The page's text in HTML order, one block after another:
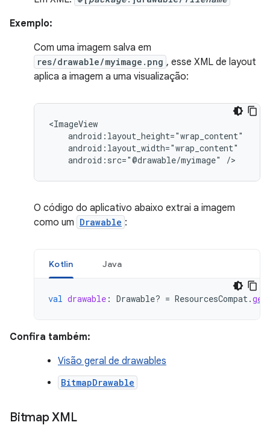
Exemplo:
Com uma imagem salva em
res/drawable/myimage.png , esse XML de layout
aplica a imagem a uma visualização:
android:src="@drawable/myimage"
/>
O código do aplicativo abaixo extrai a imagem
como um Drawable :
Kotlin Java
val drawable : Drawable? = ResourcesCompat.
Confira também:
Visão geral de drawables
BitmapDrawable
Bitmap XML